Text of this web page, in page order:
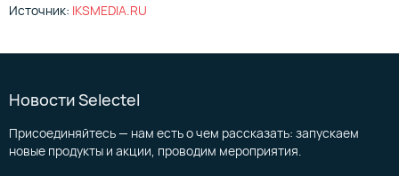
Источник: IKSMEDIA.RU
Новости Selectel
Присоединяйтесь — нам есть о чем рассказать: запускаем
новые продукты и акции, проводим мероприятия.